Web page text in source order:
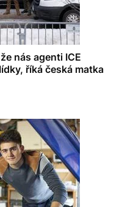
nás agenti ICE
říká česká matka